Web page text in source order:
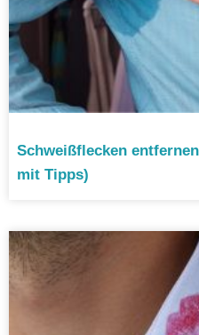
Schweißflecken
mit Tipps)